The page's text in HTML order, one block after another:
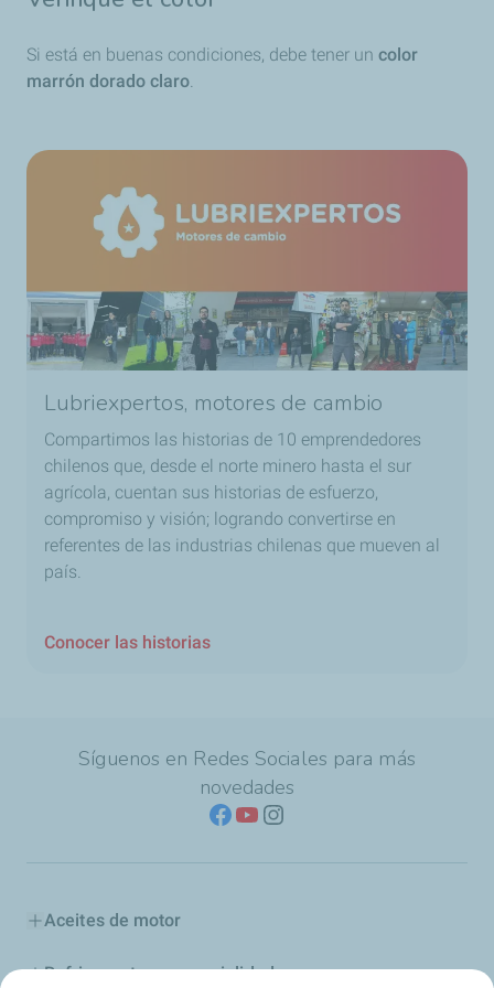
Si está en buenas condiciones, debe tener un color
marrón dorado claro
Lubriexpertos, motores de cambio
Compartimos las historias de 10 emprendedores
chilenos que, desde el norte minero hasta el sur
agrícola, cuentan sus historias de esfuerzo,
compromiso y visión; logrando convertirse en
referentes de las industrias chilenas que mueven al
país.
Conocer las historias
Síguenos en Redes Sociales para más
novedades
Aceites de motor
Refrigerantes y especialidades